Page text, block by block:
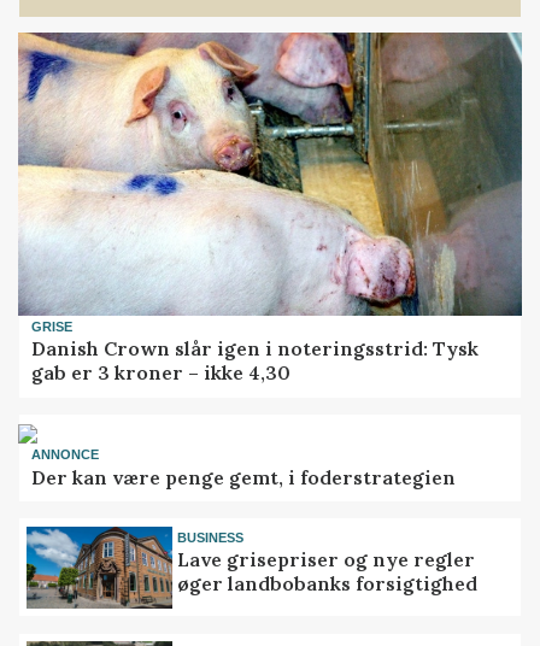
GRISE
Danish Crown slår igen i noteringsstrid: Tysk
gab er 3 kroner – ikke 4,30
ANNONCE
Der kan være penge gemt, i foderstrategien
BUSINESS
Lave grisepriser og nye regler
øger landbobanks forsigtighed